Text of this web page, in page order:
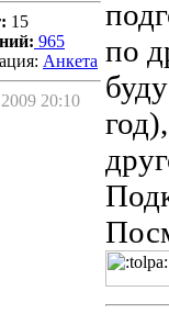
15
965
Aнкета
20:10
по